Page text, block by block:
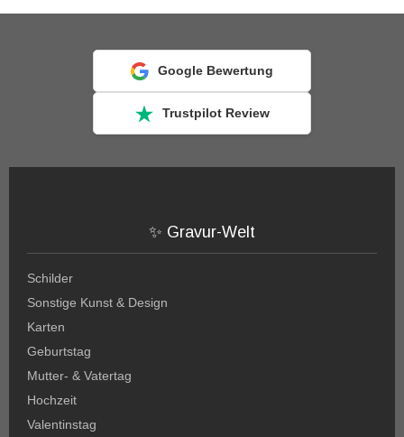
Google Bewertung
Trustpilot Review
✨ Gravur-Welt
Schilder
Sonstige Kunst & Design
Karten
Geburtstag
Mutter- & Vatertag
Hochzeit
Valentinstag